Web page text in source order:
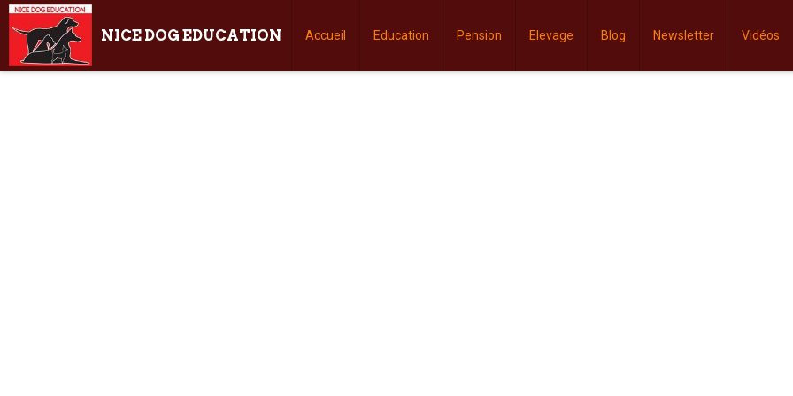
NICE DOG EDUCATION Accueil Education Pension Elevage Blog Newsletter Vidéos